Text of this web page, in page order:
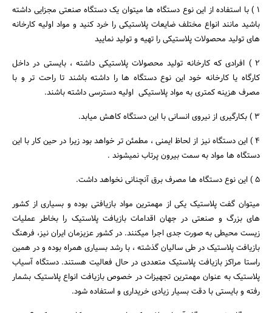
1 ) با استفاده از این نوع دستگاه ها میتوان یک دستگاه صنعتی مجزایی داشته
باشید مانند انواع مختلف ضایعات پلاستیکی را خرد کنید و مواد اولیه کارخانه
های تولید محصولات پلاستیکی را تهیه و تولید نمایید
2 ) افرادی که کارخانه تولید محصولات پلاستیکی داشته ، بایستی در داخل
کارگاه یا کارخانه خود این نوع دستگاه ها را داشته باشند تا راحت تر و با
مصرف هزینه کمتری به مواد پلاستیکی اولیه دسترسی داشته باشند.
3 ) بکارگیری از نیروی انسانی با این دستگاه کاهش میابد.
4 ) این دستگاه نیز از لحاظ ایمنی ، مطمئن تر خواهد بود زیرا در حین کار با این
دستگاه ها مواد به سمت بیرون پرتاب نمیشوند .
5 ) این نوع دستگاه ها مصرف برق آنچنانی نخواهد داشت.
میتوان گفت پلاستیک یکی از مهمترین مواد بازیافتی بوده و بسیاری از کشور
های بزرگ و صنعتی در جهان اقدامات بازیافت پلاستیک را بخاطر عملیات
زیست محیطی به صورت جدی اجرا میکنند. در کشور عزیزمان ایران نیز، فرهنگ
بازیافت پلاستیک در طی سالیان گذشته ، با رشد بسیاری همراه بوده و در همین
راستا مراکز بازیافت پلاستیک متعددی در حال فعالیت هستند. دستگاه آسیاب
پلاستیک به عنوان مهمترین تجهیزات در خصوص بازیافت انواع پلاستیک بشمار
رفته و بایستی با دقت بسیار زیادی خریداری و استفاده شود.